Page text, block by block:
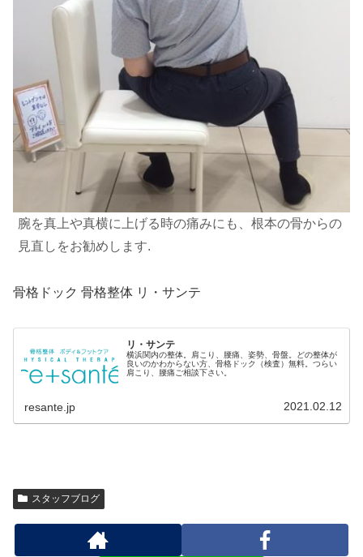
腕を真上や真横に上げる時の痛みにも、根本の骨からの
見直しをお勧めします.
骨格ドック 骨格整体 リ・サンテ
リ・サンテ
横浜関内の整体。肩こり、腰痛、姿勢、骨盤。どの整体が
良いのかわからない方、骨格ドック（検査）無料。つらい
肩こり、腰痛ご相談下さい。
resante.jp 2021.02.12
スタッフブログ